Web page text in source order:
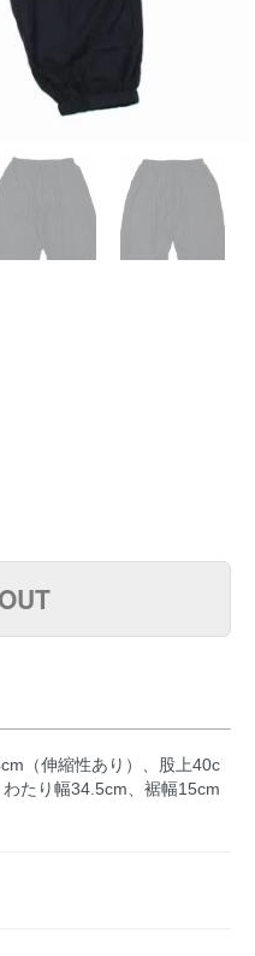
（伸縮性あり）、股上40c
たり幅34.5cm、裾幅15cm